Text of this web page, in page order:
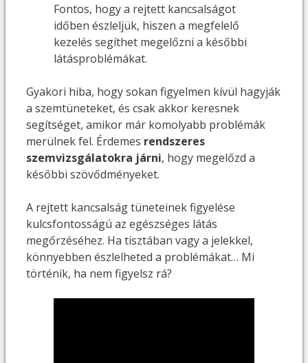
Fontos, hogy a rejtett kancsalságot
időben észleljük, hiszen a megfelelő
kezelés segíthet megelőzni a későbbi
látásproblémákat.
Gyakori hiba, hogy sokan figyelmen kívül hagyják
a szemtüneteket, és csak akkor keresnek
segítséget, amikor már komolyabb problémák
merülnek fel. Érdemes rendszeres
szemvizsgálatokra járni, hogy megelőzd a
későbbi szövődményeket.
A rejtett kancsalság tüneteinek figyelése
kulcsfontosságú az egészséges látás
megőrzéséhez. Ha tisztában vagy a jelekkel,
könnyebben észlelheted a problémákat… Mi
történik, ha nem figyelsz rá?